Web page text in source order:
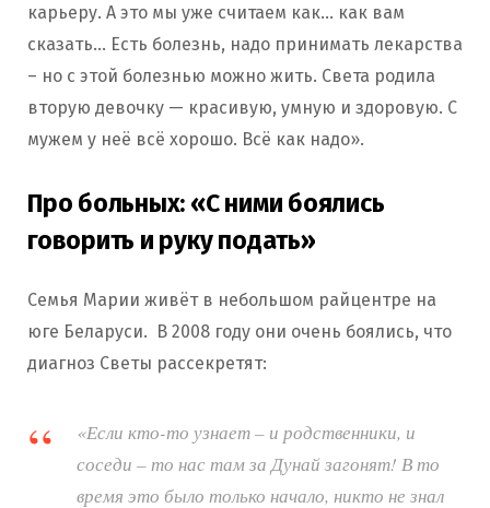
карьеру. А это мы уже считаем как… как вам
сказать… Есть болезнь, надо принимать лекарства
– но с этой болезнью можно жить. Света родила
вторую девочку — красивую, умную и здоровую. С
мужем у неё всё хорошо. Всё как надо».
Про больных: «С ними боялись
говорить и руку подать»
Семья Марии живёт в небольшом райцентре на
юге Беларуси. В 2008 году они очень боялись, что
диагноз Светы рассекретят:
«Если кто-то узнает – и родственники, и
соседи – то нас там за Дунай загонят! В то
время это было только начало, никто не знал